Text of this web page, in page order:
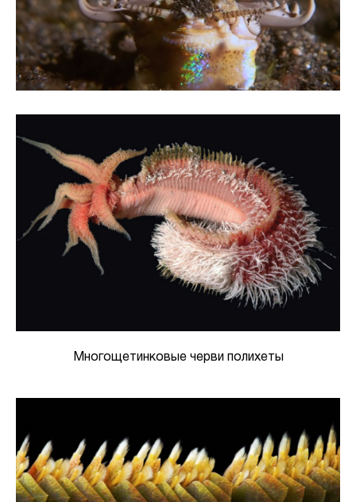
Многощетинковые черви полихеты